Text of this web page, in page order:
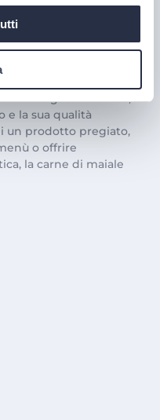
con la
e la sua qualità
un prodotto pregiato,
o offrire
la carne di maiale